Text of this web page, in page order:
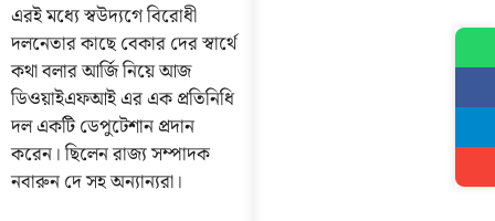
এরই মধ্যে স্বউদ্যগে বিরোধী
দলনেতার কাছে বেকার দের স্বার্থে
কথা বলার আর্জি নিয়ে আজ
ডিওয়াইএফআই এর এক প্রতিনিধি
দল একটি ডেপুটেশান প্রদান
করেন। ছিলেন রাজ্য সম্পাদক
নবারুন দে সহ অন্যান্যরা।